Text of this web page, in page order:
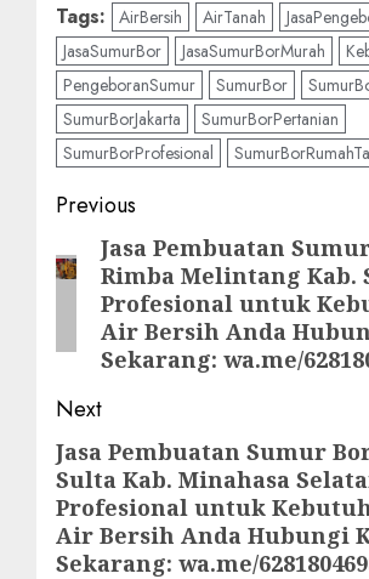
Tags: AirBersih AirTanah
JasaSumurBor
JasaSumurBorMurah
PengeboranSumur
SumurBor
SumurBorJakarta
SumurBorPertanian
SumurBorProfesional
Post
navigation
Previous
Previous
post:
Jasa Pembuatan
Rimba Melintang Kab.
Profesional untuk
Air Bersih Anda
Sekarang: wa.me/
Next
Next
post:
Jasa Pembuatan Sumur
Sulta Kab. Minahasa
Profesional untuk
Air Bersih Anda Hubungi
Sekarang: wa.me/